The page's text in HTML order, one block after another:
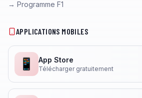
→ Programme F1
APPLICATIONS MOBILES
📱 App Store
Télécharger gratuitement